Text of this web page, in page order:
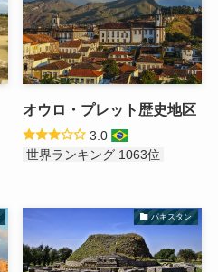
オウロ・プレット歴史地区
3.0
世界ランキング 1063位
パキスタン